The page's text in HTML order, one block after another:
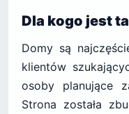
Dla kogo jest
Domy są
klientów
osoby planujące
Strona została